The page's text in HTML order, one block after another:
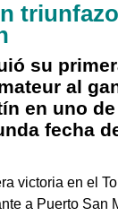
su
al
en uno
fecha
victoria en el
a Puerto San